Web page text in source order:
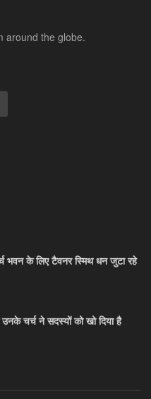
around the globe.
भवन के लिए टैवनर स्मिथ धन जुटा रहे
चर्च ने सदस्यों को खो दिया है